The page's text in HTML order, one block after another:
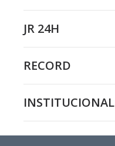
JR 24H
RECORD
INSTITUCIONAL